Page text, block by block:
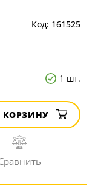
161525
1 шт.
КОРЗИНУ